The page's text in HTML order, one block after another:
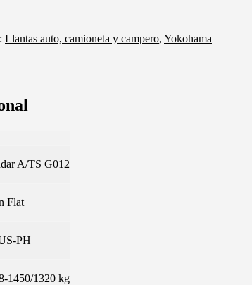
Llantas auto, camioneta y campero, Yokohama
A/TS G012
Flat
PH
1450/1320 kg